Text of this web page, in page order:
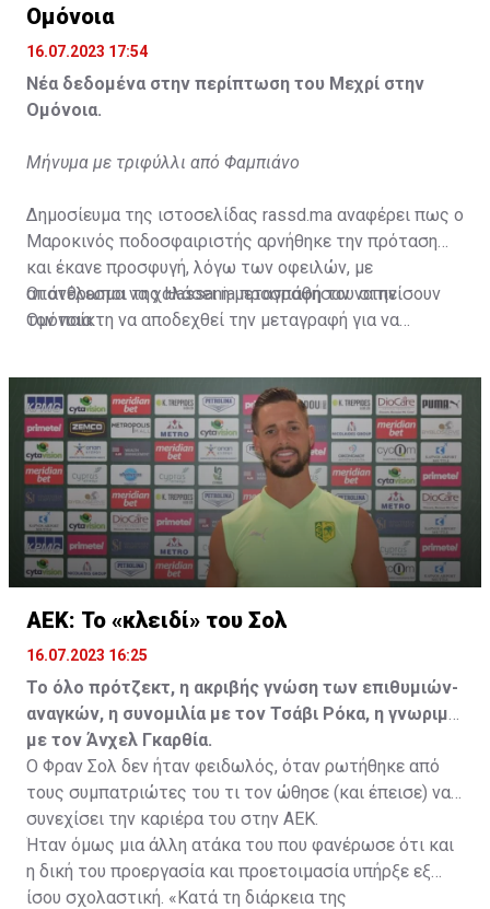
Ομόνοια
16.07.2023 17:54
Νέα δεδομένα στην περίπτωση του Μεχρί στην
Ομόνοια.
Μήνυμα με τριφύλλι από Φαμπιάνο
Δημοσίευμα της ιστοσελίδας rassd.ma αναφέρει πως ο
Μαροκινός ποδοσφαιριστής αρνήθηκε την πρόταση
και έκανε προσφυγή, λόγω των οφειλών, με
αποτέλεσμα να χαλάσει η μεταγραφή του στην
Ομόνοια.
Οι άνθρωποι της Hassania προσπάθησαν να πείσουν
τον παίκτη να αποδεχθεί την μεταγραφή για να
μετακίνησή του, αλλά ο παίκτης αρνήθηκε και επέμεινε
να λύσει το συμβόλαιό του, ώστε να μετακομίσει
ελεύθερα σε οποιαδήποτε νέα ομάδα το τρέχον
καλοκαίρι.
ΑΕΚ: Το «κλειδί» του Σολ
16.07.2023 16:25
Το όλο πρότζεκτ, η ακριβής γνώση των επιθυμιών-
αναγκών, η συνομιλία με τον Τσάβι Ρόκα, η γνωριμία
με τον Άνχελ Γκαρθία.
Ο Φραν Σολ δεν ήταν φειδωλός, όταν ρωτήθηκε από
τους συμπατριώτες του τι τον ώθησε (και έπεισε) να
συνεχίσει την καριέρα του στην ΑΕΚ.
Ήταν όμως μια άλλη ατάκα του που φανέρωσε ότι και
η δική του προεργασία και προετοιμασία υπήρξε εξ
ίσου σχολαστική. «Κατά τη διάρκεια της